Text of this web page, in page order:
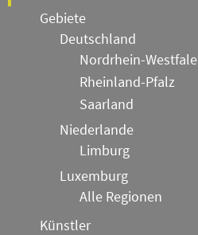
Gebiete
Deutschland
Nordrhein-
Rheinland-Pfalz
Saarland
Niederlande
Limburg
Luxemburg
Alle Regionen
Künstler